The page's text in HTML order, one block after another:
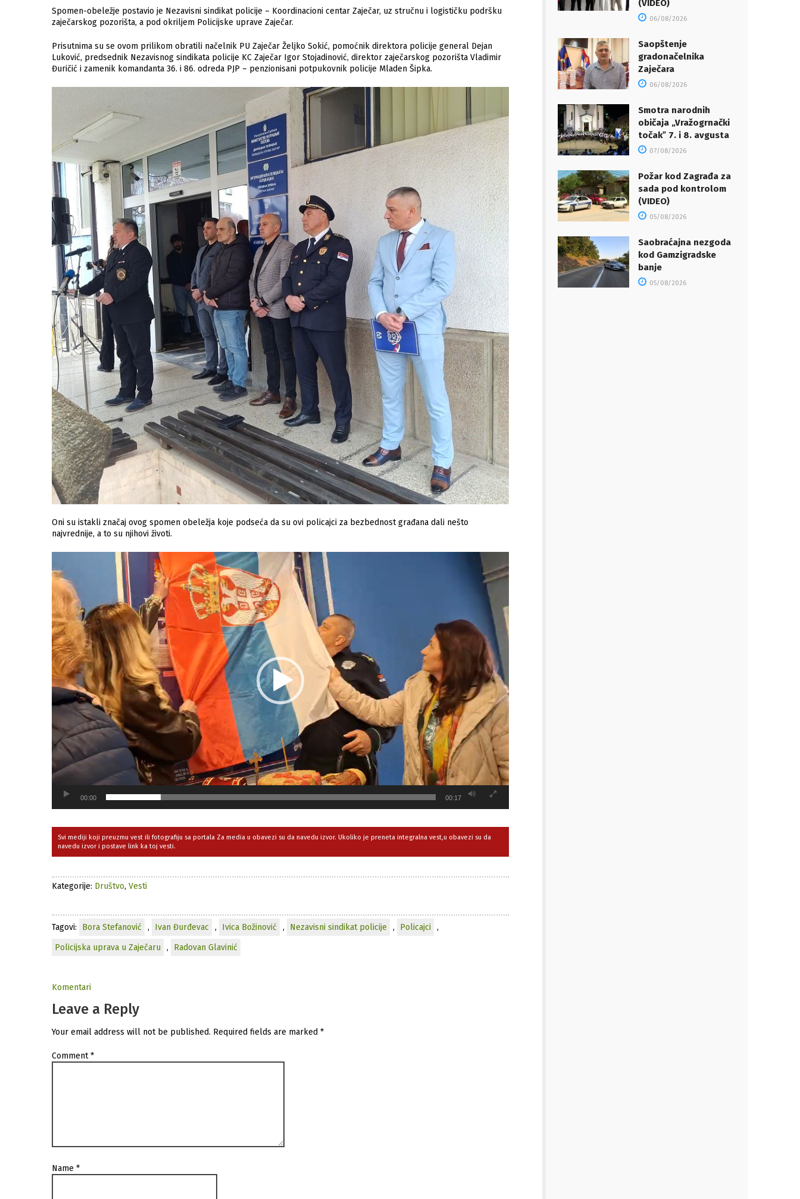
Spomen-obeležje postavio je Nezavisni sindikat policije – Koordinacioni centar Zaječar, uz stručnu i logističku podršku
zaječarskog pozorišta, a pod okriljem Policijske uprave Zaječar.
Prisutnima su se ovom prilikom obratili načelnik PU Zaječar Željko Sokić, pomoćnik direktora policije general Dejan
Luković, predsednik Nezavisnog sindikata policije KC Zaječar Igor Stojadinović, direktor zaječarskog pozorišta Vladimir
Đuričić i zamenik komandanta 36. i 86. odreda PJP – penzionisani potpukovnik policije Mladen Šipka.
Oni su istakli značaj ovog spomen obeležja koje podseća da su ovi policajci za bezbednost građana dali nešto
najvrednije, a to su njihovi životi.
Player
00:00 00:17
Svi mediji koji preuzmu vest ili fotografiju sa portala Za media u obavezi su da navedu izvor. Ukoliko je preneta integralna vest,u obavezi su da
navedu izvor i postave link ka toj vesti.
Kategorije: Društvo, Vesti
Tagovi: Bora Stefanović , Ivan Đurđevac , Ivica Božinović , Nezavisni sindikat policije , Policajci
,
Policijska uprava u Zaječaru
, Radovan Glavinić
Komentari
Leave a Reply
Your email address will not be published. Required fields are marked *
Comment*
Name *
(VIDEO)
06/08/2026
Saopštenje
gradonačelnika
Zaječara
06/08/2026
Smotra narodnih
običaja „Vražogrnački
točakˮ 7. i 8. avgusta
07/08/2026
Požar kod Zagrađa za
sada pod kontrolom
(VIDEO)
05/08/2026
Saobraćajna nezgoda
kod Gamzigradske
banje
05/08/2026